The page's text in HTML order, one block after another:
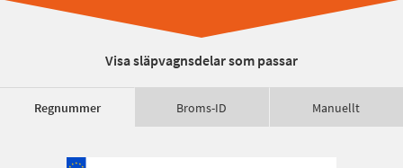
Visa släpvagnsdelar som passar
Regnummer Broms-ID Manuellt